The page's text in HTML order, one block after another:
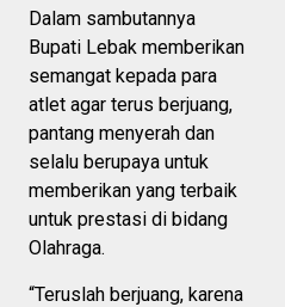
Dalam sambutannya
Bupati Lebak memberikan
semangat kepada para
atlet agar terus berjuang,
pantang menyerah dan
selalu berupaya untuk
memberikan yang terbaik
untuk prestasi di bidang
Olahraga.
“Teruslah berjuang, karena